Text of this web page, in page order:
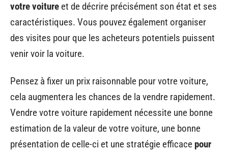
votre voiture et de décrire précisément son état et ses
caractéristiques. Vous pouvez également organiser
des visites pour que les acheteurs potentiels puissent
venir voir la voiture.
Pensez à fixer un prix raisonnable pour votre voiture,
cela augmentera les chances de la vendre rapidement.
Vendre votre voiture rapidement nécessite une bonne
estimation de la valeur de votre voiture, une bonne
présentation de celle-ci et une stratégie efficace pour